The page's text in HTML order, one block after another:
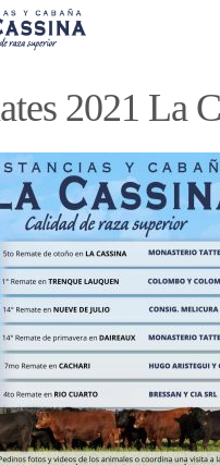
REPRODUCTORES
2021 La